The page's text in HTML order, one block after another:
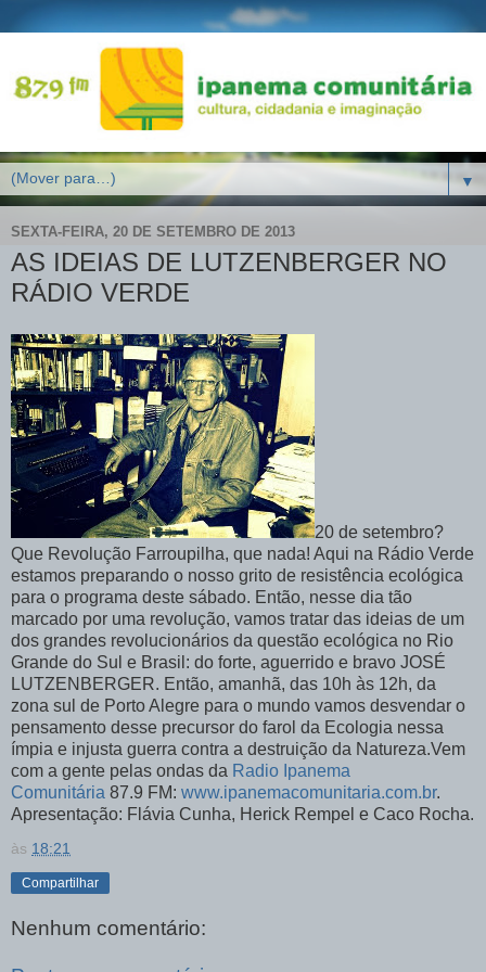
▼
SEXTA-FEIRA, 20 DE SETEMBRO DE 2013
AS IDEIAS DE LUTZENBERGER NO
RÁDIO VERDE
20 de setembro?
Que Revolução Farroupilha, que nada! Aqui na Rádio Verde
estamos preparando o nosso grito de resistência ecológica
para o programa deste sábado. Então, nesse dia tão
marcado por uma revolução, vamos tratar das ideias de um
dos grandes revolucionários da questão ecológica no Rio
Grande do Sul e Brasil: do forte, aguerrido e bravo JOSÉ
LUTZENBERGER. Então, amanhã, das 10h às 12h, da
zona sul de Porto Alegre para o mundo vamos desvendar o
pensamento desse precursor do farol da Ecologia nessa
ímpia e injusta guerra contra a destruição da Natureza.Vem
com a gente pelas ondas da Radio Ipanema
Comunitária 87.9 FM: www.ipanemacomunitaria.com.br.
Apresentação: Flávia Cunha, Herick Rempel e Caco Rocha.
às 18:21
Compartilhar
Nenhum comentário: